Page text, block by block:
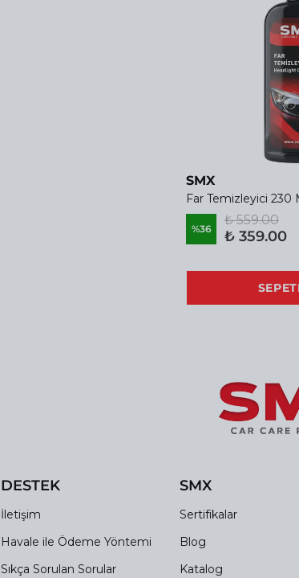
SMX
Far Temizleyici 230
%36
₺ 559.00
₺ 359.00
DESTEK
İletişim
Havale ile Ödeme Yöntemi
Sıkça Sorulan Sorular
SMX
Sertifikalar
Blog
Katalog